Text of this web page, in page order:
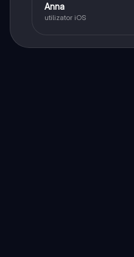
Anna
utilizator iOS